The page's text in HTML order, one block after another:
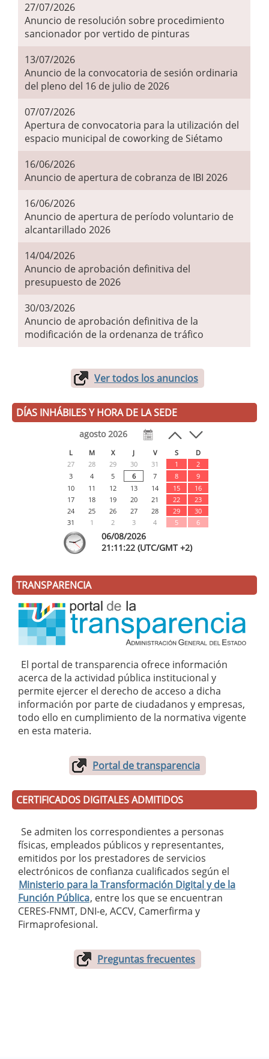
27/07/2026
Anuncio de resolución sobre procedimiento
sancionador por vertido de pinturas
13/07/2026
Anuncio de la convocatoria de sesión ordinaria
del pleno del 16 de julio de 2026
07/07/2026
Apertura de convocatoria para la utilización del
espacio municipal de coworking de Siétamo
16/06/2026
Anuncio de apertura de cobranza de IBI 2026
16/06/2026
Anuncio de apertura de período voluntario de
alcantarillado 2026
14/04/2026
Anuncio de aprobación definitiva del
presupuesto de 2026
30/03/2026
Anuncio de aprobación definitiva de la
modificación de la ordenanza de tráfico
Ver todos los anuncios
DÍAS INHÁBILES Y HORA DE LA SEDE
agosto 2026
L M X J V S
D
27
28 29 30 31 1
2
3
4 5 6 7 8
9
10
11 12 13 14 15
16
17
18 19 20 21 22
23
24
25 26 27 28 29
30
31
1 2 3 4 5 6
06/08/2026
21:11:22 (UTC/GMT +2)
TRANSPARENCIA
El portal de transparencia ofrece información
acerca de la actividad pública institucional y
permite ejercer el derecho de acceso a dicha
información por parte de ciudadanos y empresas,
todo ello en cumplimiento de la normativa vigente
en esta materia.
Portal de transparencia
CERTIFICADOS DIGITALES ADMITIDOS
Se admiten los correspondientes a personas
físicas, empleados públicos y representantes,
emitidos por los prestadores de servicios
electrónicos de confianza cualificados según el
Ministerio para la Transformación Digital y de la
Función Pública, entre los que se encuentran
CERES-FNMT, DNI-e, ACCV, Camerfirma y
Firmaprofesional.
Preguntas frecuentes